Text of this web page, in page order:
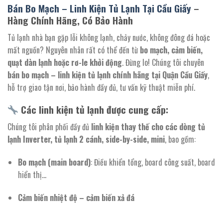
Bán Bo Mạch – Linh Kiện Tủ Lạnh Tại Cầu Giấy –
Hàng Chính Hãng, Có Bảo Hành
Tủ lạnh nhà bạn gặp lỗi không lạnh, chảy nước, không đông đá hoặc
mất nguồn? Nguyên nhân rất có thể đến từ bo mạch, cảm biến,
quạt dàn lạnh hoặc rơ-le khởi động. Đừng lo! Chúng tôi chuyên
bán bo mạch – linh kiện tủ lạnh chính hãng tại Quận Cầu Giấy,
hỗ trợ giao tận nơi, bảo hành đầy đủ, tư vấn kỹ thuật miễn phí.
Các linh kiện tủ lạnh được cung cấp:
Chúng tôi phân phối đầy đủ linh kiện thay thế cho các dòng tủ
lạnh Inverter, tủ lạnh 2 cánh, side-by-side, mini, bao gồm:
Bo mạch (main board): Điều khiển tổng, board công suất, board
hiển thị…
Cảm biến nhiệt độ – cảm biến xả đá